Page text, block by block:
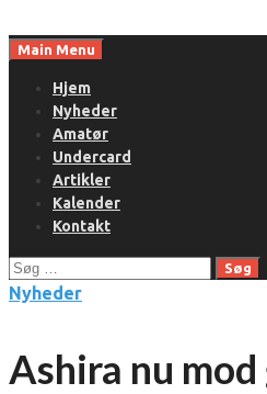
toMain Menu
Hjem
Nyheder
Amatør
Undercard
Artikler
Kalender
Kontakt
Søg
efter:
Nyheder
Ashira nu